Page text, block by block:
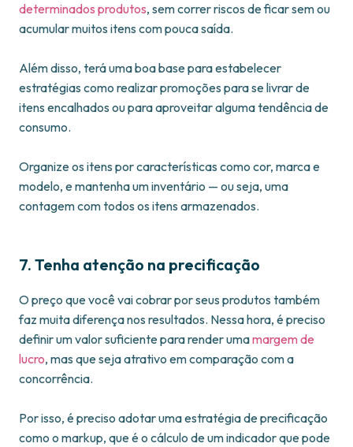
determinados produtos, sem correr riscos de ficar sem ou
acumular muitos itens com pouca saída.
Além disso, terá uma boa base para estabelecer
estratégias como realizar promoções para se livrar de
itens encalhados ou para aproveitar alguma tendência de
consumo.
Organize os itens por características como cor, marca e
modelo, e mantenha um inventário — ou seja, uma
contagem com todos os itens armazenados.
7. Tenha atenção na precificação
O preço que você vai cobrar por seus produtos também
faz muita diferença nos resultados. Nessa hora, é preciso
definir um valor suficiente para render umamargem de
lucro, mas que seja atrativo em comparação com a
concorrência.
Por isso, é preciso adotar uma estratégia de precificação
como o markup, que é o cálculo de um indicador que pode